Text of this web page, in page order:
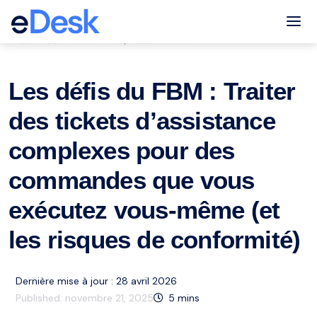
eCommerce Support Central
Les défis du FBM : Traiter
des tickets d’assistance
complexes pour des
commandes que vous
exécutez vous-même (et
les risques de conformité)
Dernière mise à jour : 28 avril 2026
Published: novembre 21, 2025 5 mins